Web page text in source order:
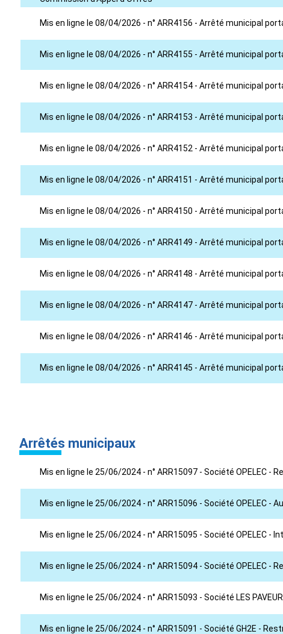
Mis en ligne le 08/04/2026 - n° ARR4156 - Arrêté municipal
Mis en ligne le 08/04/2026 - n° ARR4155 - Arrêté municipal
Mis en ligne le 08/04/2026 - n° ARR4154 - Arrêté municipal
Mis en ligne le 08/04/2026 - n° ARR4153 - Arrêté municipal
Mis en ligne le 08/04/2026 - n° ARR4152 - Arrêté municipal
Mis en ligne le 08/04/2026 - n° ARR4151 - Arrêté municipal
Mis en ligne le 08/04/2026 - n° ARR4150 - Arrêté municipal
Mis en ligne le 08/04/2026 - n° ARR4149 - Arrêté municipal
Mis en ligne le 08/04/2026 - n° ARR4148 - Arrêté municipal
Mis en ligne le 08/04/2026 - n° ARR4147 - Arrêté municipal
Mis en ligne le 08/04/2026 - n° ARR4146 - Arrêté municipal
Mis en ligne le 08/04/2026 - n° ARR4145 - Arrêté municipal
Arrêtés municipaux
Mis en ligne le 25/06/2024 - n° ARR15097 - Société OPELEC
Mis en ligne le 25/06/2024 - n° ARR15096 - Société OPELEC
Mis en ligne le 25/06/2024 - n° ARR15095 - Société OPELEC
Mis en ligne le 25/06/2024 - n° ARR15094 - Société OPELEC
Mis en ligne le 25/06/2024 - n° ARR15093 - Société LES
Mis en ligne le 25/06/2024 - n° ARR15091 - Société GH2E -